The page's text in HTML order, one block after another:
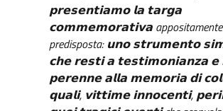
𝗽𝗿𝗲𝘀𝗲𝗻𝘁𝗶𝗮𝗺𝗼 𝗹𝗮 𝘁𝗮𝗿𝗴𝗮
𝗰𝗼𝗺𝗺𝗲𝗺𝗼𝗿𝗮𝘁𝗶𝘃𝗮 appositamente
predisposta: 𝘂𝗻𝗼 𝘀𝘁𝗿𝘂𝗺𝗲𝗻𝘁𝗼
𝗰𝗵𝗲 𝗿𝗲𝘀𝘁𝗶 𝗮 𝘁𝗲𝘀𝘁𝗶𝗺𝗼𝗻𝗶𝗮𝗻𝘇𝗮 𝗲
𝗽𝗲𝗿𝗲𝗻𝗻𝗲 𝗮𝗹𝗹𝗮 𝗺𝗲𝗺𝗼𝗿𝗶𝗮 𝗱𝗶
𝗾𝘂𝗮𝗹𝗶, 𝘃𝗶𝘁𝘁𝗶𝗺𝗲 𝗶𝗻𝗻𝗼𝗰𝗲𝗻𝘁𝗶,